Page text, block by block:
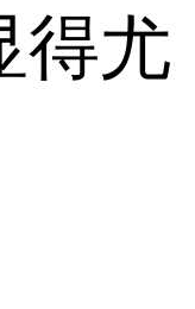
得尤